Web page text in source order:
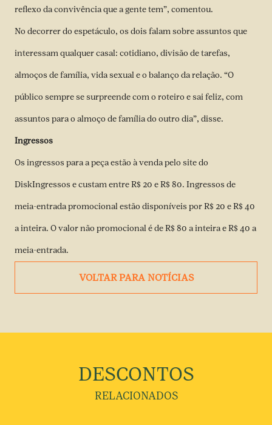
reflexo da convivência que a gente tem”, comentou.
No decorrer do espetáculo, os dois falam sobre assuntos que
interessam qualquer casal: cotidiano, divisão de tarefas,
almoços de família, vida sexual e o balanço da relação. “O
público sempre se surpreende com o roteiro e sai feliz, com
assuntos para o almoço de família do outro dia”, disse.
Ingressos
Os ingressos para a peça estão à venda pelo site do
DiskIngressos e custam entre R$ 20 e R$ 80. Ingressos de
meia-entrada promocional estão disponíveis por R$ 20 e R$ 40
a inteira. O valor não promocional é de R$ 80 a inteira e R$ 40 a
meia-entrada.
VOLTAR PARA NOTÍCIAS
DESCONTOS
RELACIONADOS